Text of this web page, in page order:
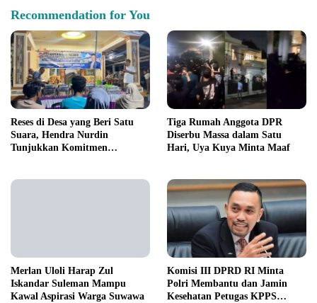
Recommendation for You
Reses di Desa yang Beri Satu
Suara, Hendra Nurdin
Tunjukkan Komitmen
Tiga Rumah Anggota DPR
Diserbu Massa dalam Satu
Hari, Uya Kuya Minta Maaf
Merlan Uloli Harap Zul
Iskandar Suleman Mampu
Kawal Aspirasi Warga Suwawa
Komisi III DPRD RI Minta
Polri Membantu dan Jamin
Kesehatan Petugas KPPS